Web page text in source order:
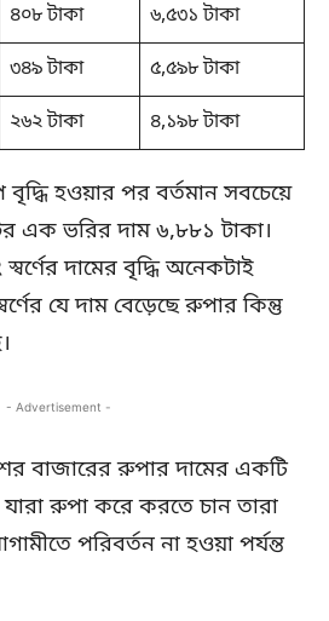
৪০৮ টাকা
৬,৫৩১ টাকা
৩৪৯ টাকা
৫,৫৯৮ টাকা
২৬২ টাকা ৪,১৯৮ টাকা
হওয়ার পর বর্তমান সবচেয়ে
এক ভরির দাম ৬,৮৮১ টাকা।
দামের বৃদ্ধি অনেকটাই
যে দাম বেড়েছে রুপার কিন্তু
- Advertisement -
বাজারের রুপার দামের একটি
যারা রুপা করে করতে চান তারা
পরিবর্তন না হওয়া পর্যন্ত